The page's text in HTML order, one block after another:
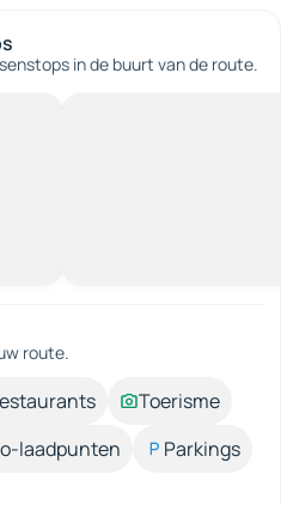
in de buurt van de route.
route.
Toerisme
laadpunten
Parkings